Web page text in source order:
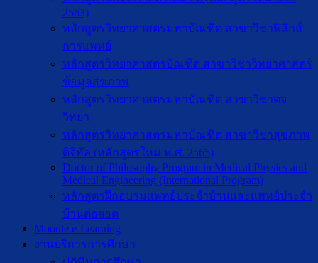
2563)
หลักสูตรวิทยาศาสตรมหาบัณฑิต สาขาวิชาฟิสิกส์
การแพทย์
หลักสูตรวิทยาศาสตรบัณฑิต สาขาวิชาวิทยาศาสตร์
ข้อมูลสุขภาพ
หลักสูตรวิทยาศาสตรมหาบัณฑิต สาขาวิชาตจ
วิทยา
หลักสูตรวิทยาศาสตรมหาบัณฑิต สาขาวิชาสุขภาพ
ดิจิทัล (หลักสูตรใหม่ พ.ศ. 2565)
Doctor of Philosophy Program in Medical Physics and
Medical Engineering (International Program)
หลักสูตรฝึกอบรมแพทย์ประจำบ้านและแพทย์ประจำ
บ้านต่อยอด
Moodle e-Learning
งานบริการการศึกษา